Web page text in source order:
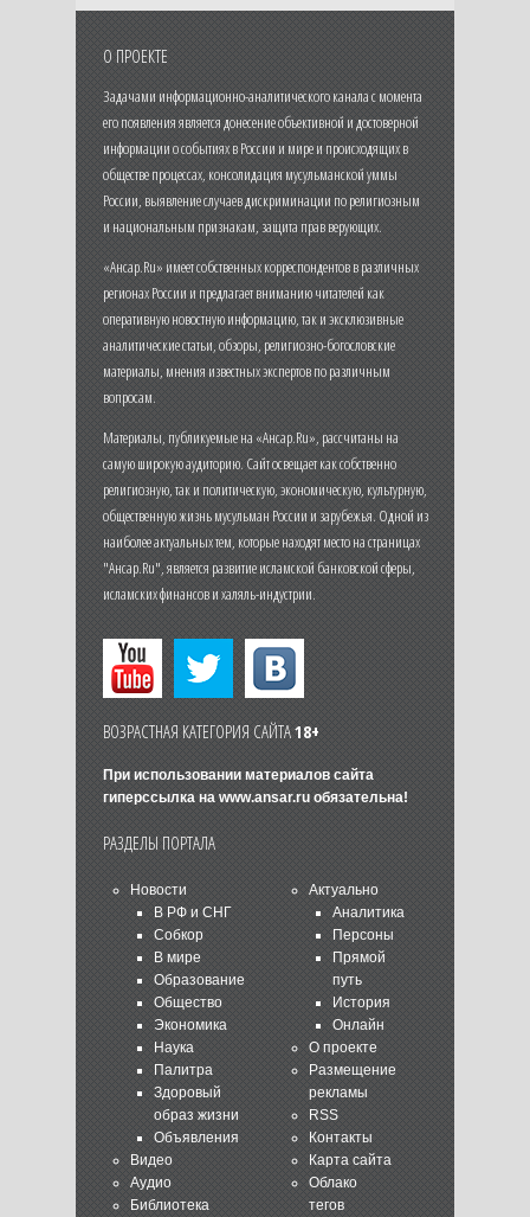
О ПРОЕКТЕ
Задачами информационно-аналитического канала с момента
его появления является донесение объективной и достоверной
информации о событиях в России и мире и происходящих в
обществе процессах, консолидация мусульманской уммы
России, выявление случаев дискриминации по религиозным
и национальным признакам, защита прав верующих.
«Ансар.Ru» имеет собственных корреспондентов в различных
регионах России и предлагает вниманию читателей как
оперативную новостную информацию, так и эксклюзивные
аналитические статьи, обзоры, религиозно-богословские
материалы, мнения известных экспертов по различным
вопросам.
Материалы, публикуемые на «Ансар.Ru», рассчитаны на
самую широкую аудиторию. Сайт освещает как собственно
религиозную, так и политическую, экономическую, культурную,
общественную жизнь мусульман России и зарубежья. Одной из
наиболее актуальных тем, которые находят место на страницах
"Ансар.Ru", является развитие исламской банковской сферы,
исламских финансов и халяль-индустрии.
ВОЗРАСТНАЯ КАТЕГОРИЯ САЙТА18+
При использовании материалов сайта
гиперссылка на www.ansar.ruобязательна!
РАЗДЕЛЫ ПОРТАЛА
Новости
В РФ и СНГ
Собкор
В мире
Образование
Общество
Экономика
Наука
Палитра
Здоровый
образ жизни
Объявления
Видео
Аудио
Библиотека
Актуально
Аналитика
Персоны
Прямой
путь
История
Онлайн
О проекте
Размещение
рекламы
RSS
Контакты
Карта сайта
Облако
тегов